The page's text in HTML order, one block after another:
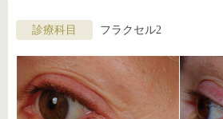
診療科目 フラクセル2